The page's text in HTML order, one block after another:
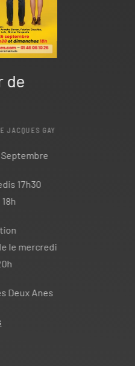
de
JACQUES GAY
17h30
le mercredi
Deux Anes